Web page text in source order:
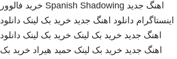
اهنگ جدید Spanish Shadowing خرید فالوور
اینستاگرام دانلود اهنگ جدید خرید بک لینک دانلود
اهنگ جدید خرید بک لینک خرید بک لینک دانلود
اهنگ جدید خرید بک لینک حمید هیراد خرید بک